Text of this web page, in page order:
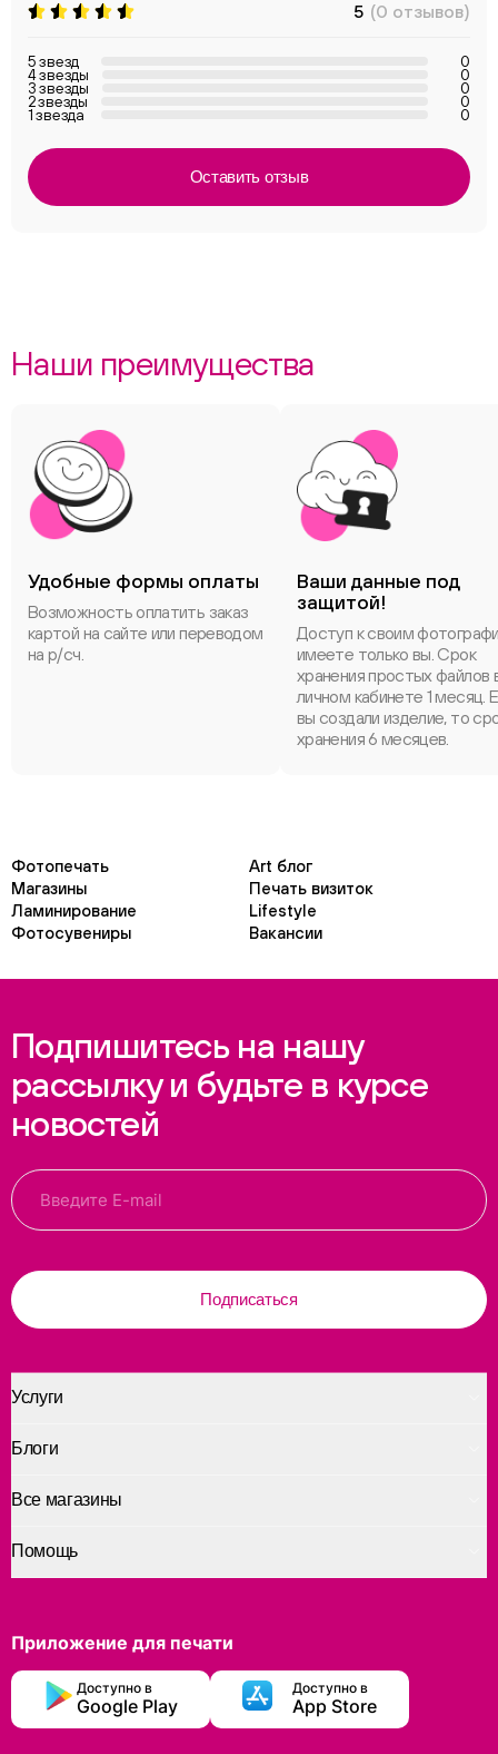
5 (0 отзывов)
5 звезд 0
4 звезды 0
3 звезды 0
2 звезды 0
1 звезда 0
Оставить отзыв
Наши преимущества
Удобные формы оплаты
Возможность оплатить заказ
картой на сайте или переводом
на р/сч.
Ваши данные под
защитой!
Доступ к своим
имеете только вы. Срок
хранения простых файлов
личном кабинете 1 месяц.
вы создали изделие, то
хранения 6 месяцев.
Фотопечать
Art блог
Магазины
Печать визиток
Ламинирование
Lifestyle
Фотосувениры
Вакансии
Подпишитесь на нашу
рассылку и будьте в курсе
новостей
Подписаться
Услуги
Помощь
Блоги
Все магазины
Приложение для печати
Доступно в
Google Play
Доступно в
App Store